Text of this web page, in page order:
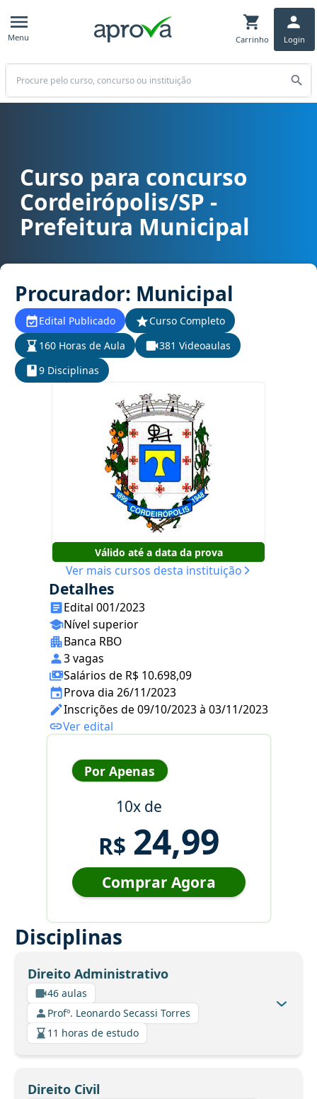
Menu Carrinho Login
Buscar
Curso para concurso Cordeirópolis/SP - Prefeitura Municipal
Curso para concurso
Cordeirópolis/SP -
Prefeitura Municipal
Procurador: Municipal
Edital Publicado
Curso Completo
160 Horas de Aula
381 Videoaulas
9 Disciplinas
Válido até a data da prova
Ver mais cursos desta instituição
Detalhes
Edital 001/2023
Nível superior
Banca RBO
3 vagas
Salários de R$ 10.698,09
Prova dia 26/11/2023
Inscrições de 09/10/2023 à 03/11/2023
Ver edital
Por Apenas
10x de
R$ 24,99
Comprar Agora
Disciplinas
Direito Administrativo
46 aulas
Profº. Leonardo Secassi Torres
11 horas de estudo
Direito Civil